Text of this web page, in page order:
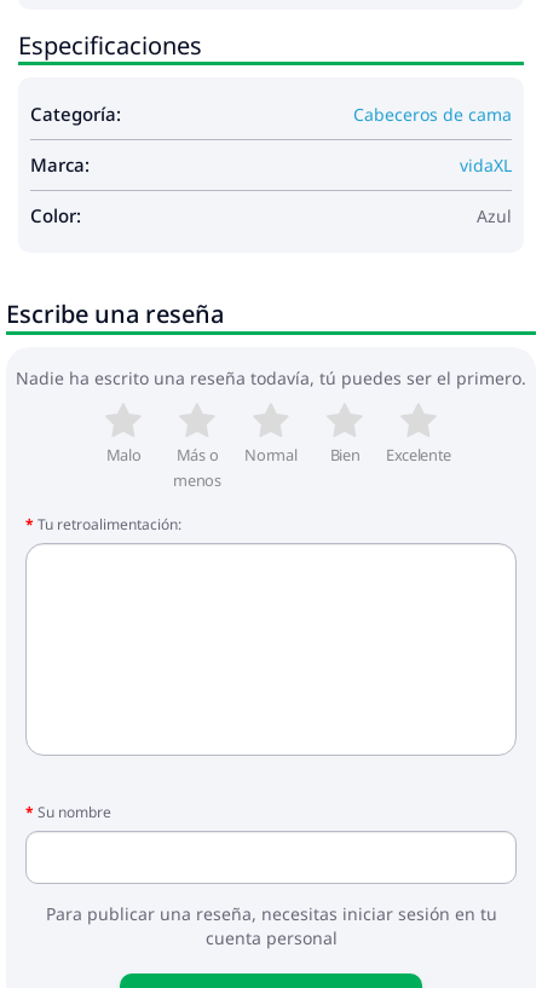
1 x Tira LED
Este producto funciona con CC de 5 V, pero la fuente
incluida. El alto voltaje puede causar
sobrecalentamiento y puede provocar daños al
dispositivo y el riesgo potencial de
sobrecalentamiento e incendio.
Especificaciones
Categoría: Cabeceros de cama
Marca: vidaXL
Color: Azul
Escribe una reseña
Nadie ha escrito una reseña todavía, tú puedes ser el primero.
Malo
Más o
menos
Normal Bien Excelente
Tu retroalimentación:
Su nombre
Para publicar una reseña, necesitas iniciar sesión en tu
cuenta personal